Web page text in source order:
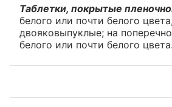
Таблетки, покрытые
белого или почти белого
двояковыпуклые; на
белого или почти белого цвета.